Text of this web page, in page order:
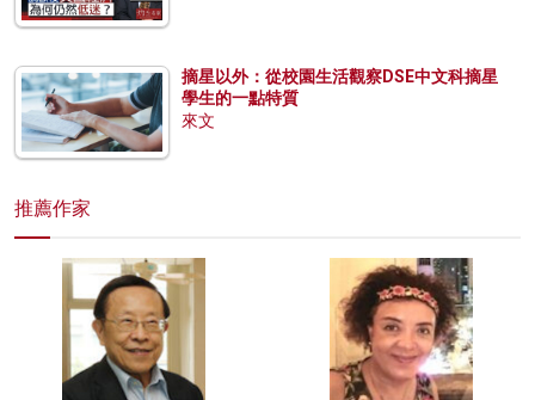
摘星以外：從校園生活觀察DSE中文科摘星
學生的一點特質
來文
推薦作家